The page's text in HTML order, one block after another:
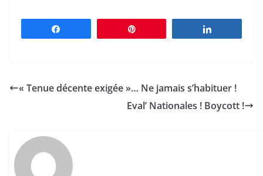
« Tenue décente exigée »… Ne jamais s’habituer !
Eval’ Nationales ! Boycott !